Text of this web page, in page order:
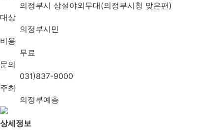
의정부시 상설야외무대(의정부시청 맞은편)
대상
의정부시민
비용
무료
문의
031)837-9000
주최
의정부예총
상세정보